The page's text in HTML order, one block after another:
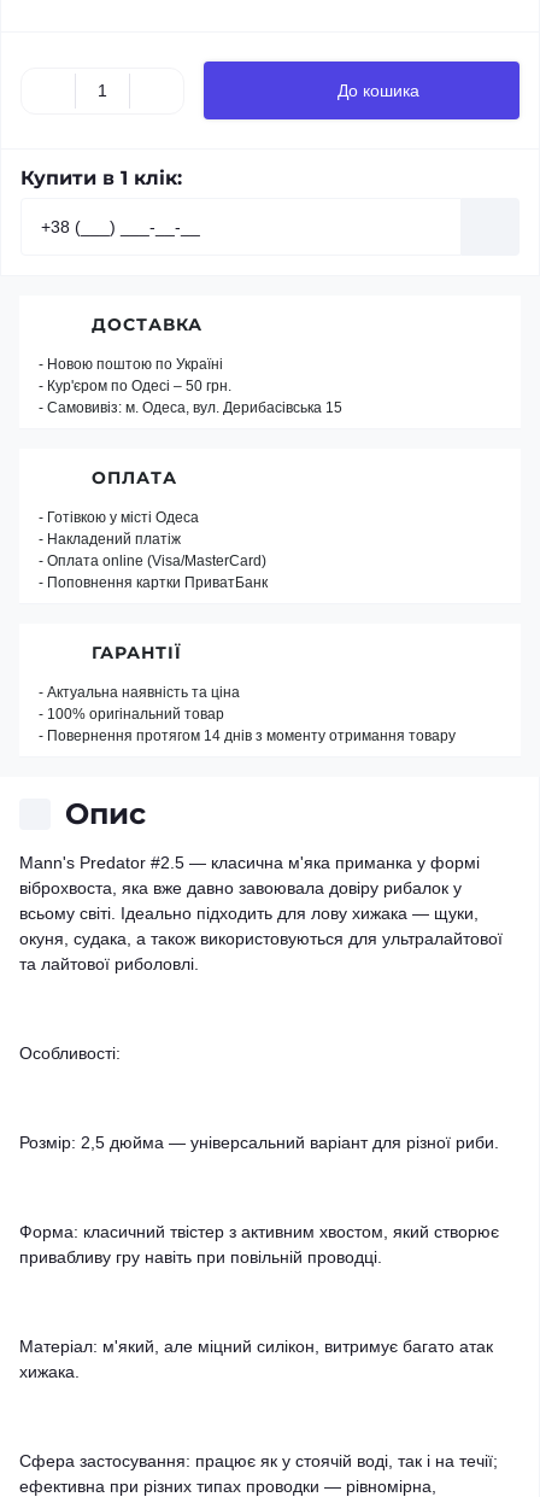
До кошика
Купити в 1 клік:
Опис
Mann's Predator #2.5 — класична м'яка приманка у формі
віброхвоста, яка вже давно завоювала довіру рибалок у
всьому світі. Ідеально підходить для лову хижака — щуки,
окуня, судака, а також використовуються для ультралайтової
та лайтової риболовлі.
Особливості:
Розмір: 2,5 дюйма — універсальний варіант для різної риби.
Форма: класичний твістер з активним хвостом, який створює
привабливу гру навіть при повільній проводці.
Матеріал: м'який, але міцний силікон, витримує багато атак
хижака.
Сфера застосування: працює як у стоячій воді, так і на течії;
ефективна при різних типах проводки — рівномірна,
ДОСТАВКА
- Новою поштою по Україні
- Кур'єром по Одесі – 50 грн.
- Самовивіз: м. Одеса, вул. Дерибасівська 15
ОПЛАТА
- Готівкою у місті Одеса
- Накладений платіж
- Оплата online (Visa/MasterCard)
- Поповнення картки ПриватБанк
ГАРАНТІЇ
- Актуальна наявність та ціна
- 100% оригінальний товар
- Повернення протягом 14 днів з моменту отримання товару